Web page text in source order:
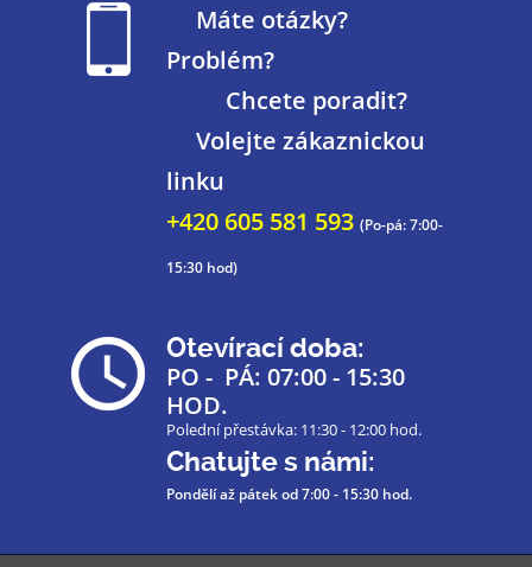
Máte otázky?
Problém?
Chcete poradit?
Volejte zákaznickou
linku
+420 605 581 593 (Po-pá: 7:00-
15:30 hod)
Otevírací doba:
PO - PÁ: 07:00 - 15:30
HOD.
Polední přestávka: 11:30 - 12:00 hod.
Chatujte s námi:
Pondělí až pátekod 7:00 - 15:30 hod.